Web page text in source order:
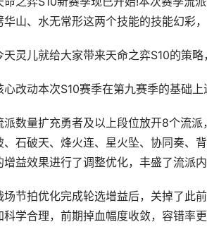
华山、水无常形这两个技能的技能幻彩
儿就给大家带来天命之弈S10的策略
动本次S10赛季在第九赛季的基础上
量扩充勇者及以上段位放开8个流派
、石破天、烽火连、星火坠、协同奏
增益效果进行了调整优化，丰盛了流派
拍优化完成轮选增益后，关掉了此前
科学合理，前期掉血幅度收敛，容错率